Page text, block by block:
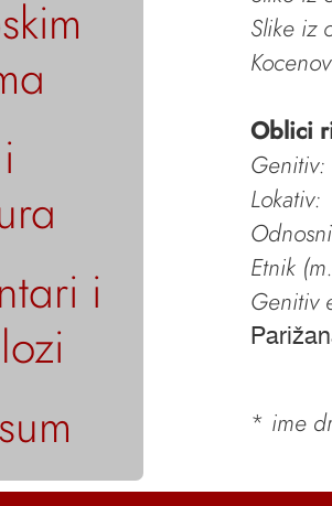
i
Slike iz
Oblici
Genitiv:
Lokativ:
Etnik
Genitiv
* ime